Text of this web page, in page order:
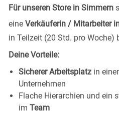
Für unseren Store in Simmern
eine Verkäuferin / Mitarbeiter
in Teilzeit (20 Std. pro Woche)
Deine Vorteile:
Sicherer Arbeitsplatz in
Unternehmen
Flache Hierarchien und ein
im Team